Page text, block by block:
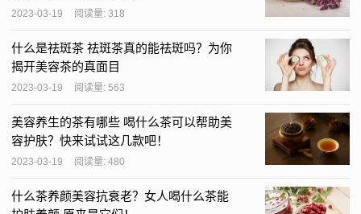
2023-03-19 阅读量: 318
什么是祛斑茶 祛斑茶真的能祛斑吗？为你
揭开美容茶的真面目
2023-03-19 阅读量: 563
美容养生的茶有哪些 喝什么茶可以帮助美
容护肤？快来试试这几款吧！
2023-03-19 阅读量: 480
什么茶养颜美容抗衰老？女人喝什么茶能